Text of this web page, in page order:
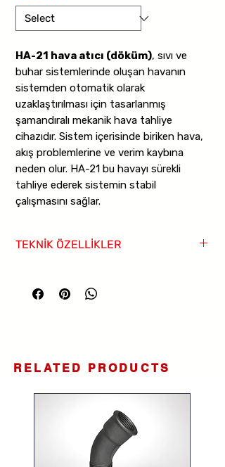
HA-21 hava atıcı (döküm), sıvı ve
buhar sistemlerinde oluşan havanın
sistemden otomatik olarak
uzaklaştırılması için tasarlanmış
şamandıralı mekanik hava tahliye
cihazıdır. Sistem içerisinde biriken hava,
akış problemlerine ve verim kaybına
neden olur. HA-21 bu havayı sürekli
tahliye ederek sistemin stabil
çalışmasını sağlar.
TEKNİK ÖZELLİKLER
Çalışma Prensibi:Şamandıralı
Gövde:
GGG40.3 Sfero Döküm
Bağlantı Tipi: Dişli
RELATED PRODUCTS